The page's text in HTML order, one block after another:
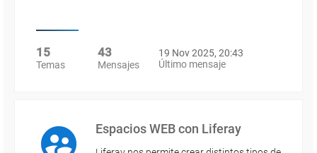
15
Temas
43
Mensajes
19 Nov 2025, 20:43
Último mensaje
Espacios WEB con Liferay